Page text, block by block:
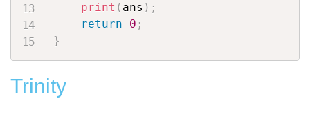
print ( ans ) ;
return
0 ;
}
Trinity